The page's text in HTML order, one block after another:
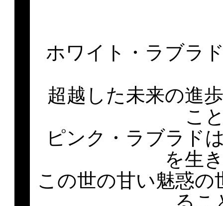
ホワイト・ラブラ
超越した未来の進
こ
ピンク・ラブラド
を生
この世の甘い魅惑